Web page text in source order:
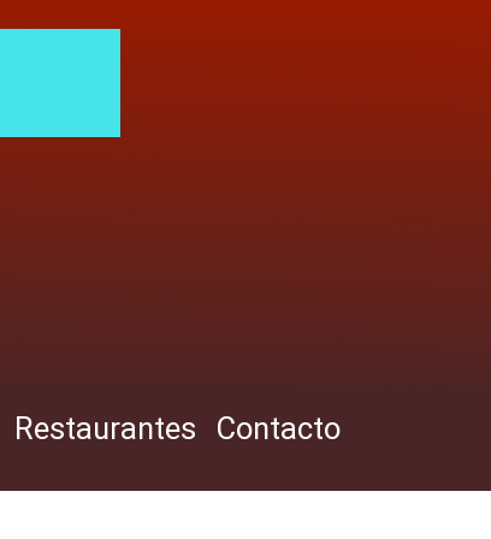
Restaurantes Contacto